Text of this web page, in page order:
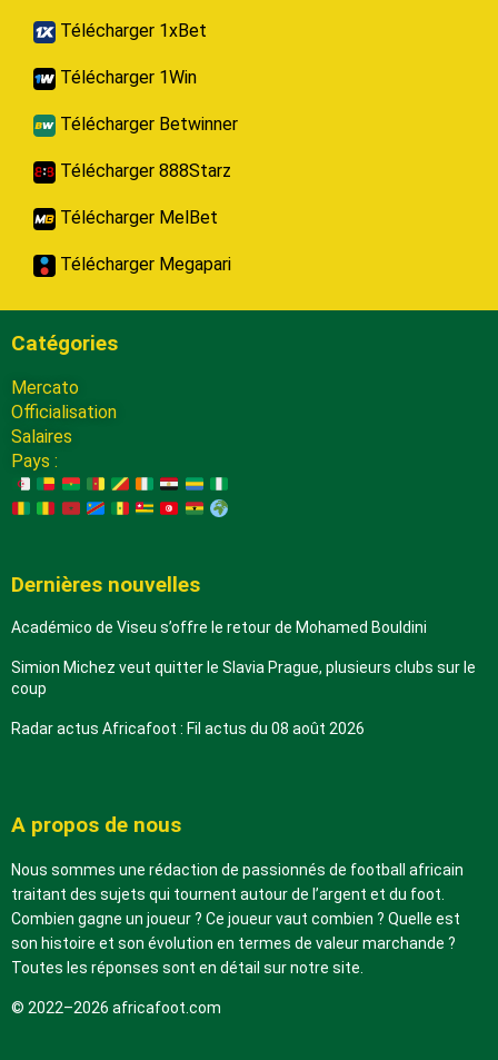
Télécharger 1xBet
Télécharger 1Win
Télécharger Betwinner
Télécharger 888Starz
Télécharger MelBet
Télécharger Megapari
Catégories
Mercato
Officialisation
Salaires
Pays :
Dernières nouvelles
Académico de Viseu s’offre le retour de Mohamed Bouldini
Simion Michez veut quitter le Slavia Prague, plusieurs clubs sur le
coup
Radar actus Africafoot : Fil actus du 08 août 2026
A propos de nous
Nous sommes une rédaction de passionnés de football africain
traitant des sujets qui tournent autour de l’argent et du foot.
Combien gagne un joueur ? Ce joueur vaut combien ? Quelle est
son histoire et son évolution en termes de valeur marchande ?
Toutes les réponses sont en détail sur notre site.
© 2022–2026 africafoot.com